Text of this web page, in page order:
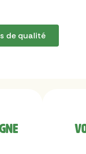
de qualité